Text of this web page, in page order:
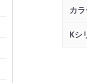
カ
Kシ